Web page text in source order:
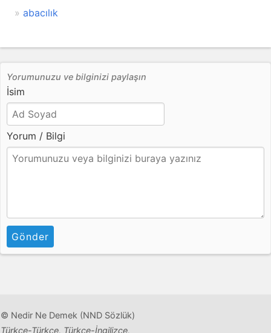
abacılık
Yorumunuzu ve bilginizi paylaşın
İsim
Yorum / Bilgi
Gönder
© Nedir Ne Demek (NND Sözlük)
Türkçe-Türkçe, Türkçe-İngilizce,